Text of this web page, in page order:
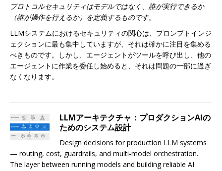
プロトコルセキュリティはモデルではなく、誰が実行できるか
（誰が操作を行えるか）を定義するものです。
LLMシステムにおけるセキュリティの関心は、プロンプトインジ
ェクションに最も集中していますが、それは確かに注目を集める
べきものです。しかし、エージェントがツールを呼び出し、他の
エージェントに作業を委任し始めると、それは問題の一部に過ぎ
なくなります。
LLMアーキテクチャ：プロダクションAIの
ためのシステム設計
Design decisions for production LLM systems
— routing, cost, guardrails, and multi-model orchestration.
The layer between running models and building reliable AI